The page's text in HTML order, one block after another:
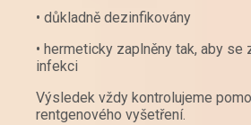
• důkladně dezinfikovány
• hermeticky zaplněny tak, aby se
infekci
Výsledek vždy kontrolujeme
rentgenového vyšetření.